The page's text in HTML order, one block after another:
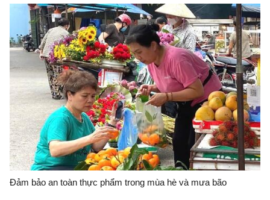
Đảm bảo an toàn thực phẩm trong mùa hè và mưa bão